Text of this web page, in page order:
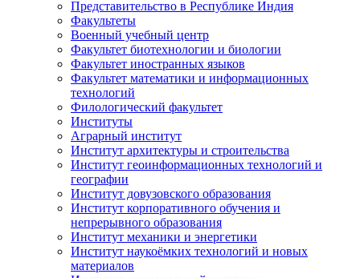
Представительство в Республике Индия
Факультеты
Военный учебный центр
Факультет биотехнологии и биологии
Факультет иностранных языков
Факультет математики и информационных
технологий
Филологический факультет
Институты
Аграрный институт
Институт архитектуры и строительства
Институт геоинформационных технологий и
географии
Институт довузовского образования
Институт корпоративного обучения и
непрерывного образования
Институт механики и энергетики
Институт наукоёмких технологий и новых
материалов